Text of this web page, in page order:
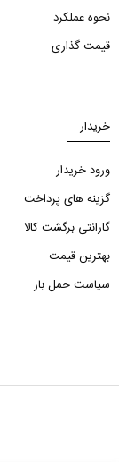
نحوه عملکرد
قیمت گذاری
خریدار
ورود خریدار
گزینه های پرداخت
گارانتی برگشت کالا
بهترین قیمت
سیاست حمل بار